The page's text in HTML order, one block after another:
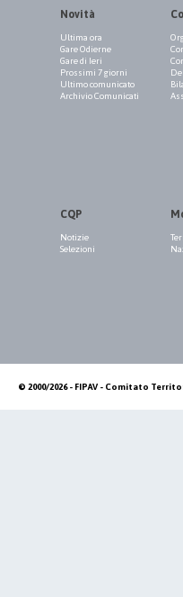
Novità
Ultima ora
Gare Odierne
Gare di Ieri
Prossimi 7 giorni
Ultimo comunicato
Archivio Comunicati
CQP
Notizie
Selezioni
© 2000/2026 - FIPAV - Comitato